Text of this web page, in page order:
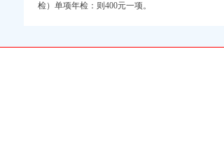
）
注册）
检）单项年检：则400元一项。